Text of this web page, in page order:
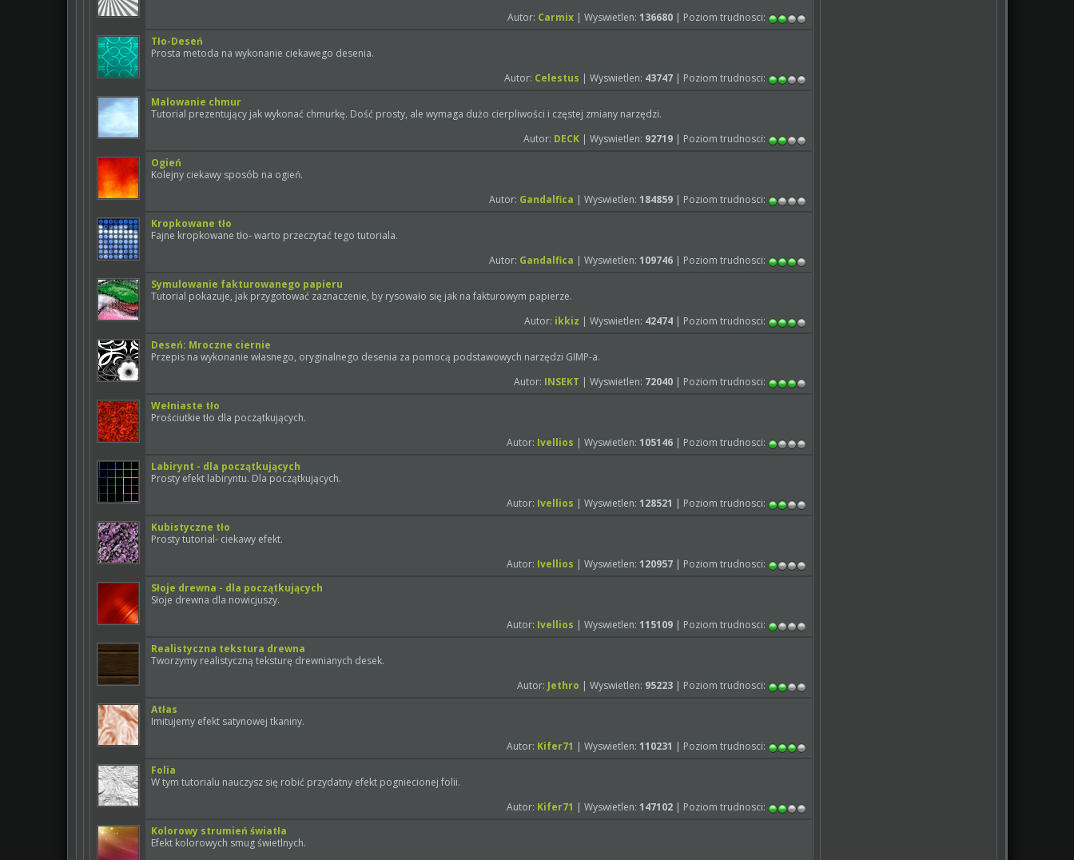
Autor: Carmix| Wyswietlen: 136680| Poziom trudnosci:
Tło-Deseń
Prosta metoda na wykonanie ciekawego desenia.
Autor: Celestus | Wyswietlen: 43747| Poziom trudnosci:
Malowanie chmur
Tutorial prezentujący jak wykonać chmurkę. Dość prosty, ale wymaga dużo cierpliwości i częstej zmiany narzędzi.
Autor: DECK| Wyswietlen: 92719| Poziom trudnosci:
Ogień
Kolejny ciekawy sposób na ogień.
Autor: Gandalfica | Wyswietlen: 184859| Poziom trudnosci:
Kropkowane tło
Fajne kropkowane tło- warto przeczytać tego tutoriala.
Autor: Gandalfica | Wyswietlen: 109746| Poziom trudnosci:
Symulowanie fakturowanego papieru
Tutorial pokazuje, jak przygotować zaznaczenie, by rysowało się jak na fakturowym papierze.
Autor: ikkiz | Wyswietlen: 42474| Poziom trudnosci:
Deseń: Mroczne ciernie
Przepis na wykonanie własnego, oryginalnego desenia za pomocą podstawowych narzędzi GIMP-a.
Autor: INSEKT | Wyswietlen: 72040| Poziom trudnosci:
Wełniaste tło
Prościutkie tło dla początkujących.
Autor: Ivellios | Wyswietlen: 105146| Poziom trudnosci:
Labirynt - dla początkujących
Prosty efekt labiryntu. Dla początkujących.
Autor: Ivellios | Wyswietlen: 128521 | Poziom trudnosci:
Kubistyczne tło
Prosty tutorial- ciekawy efekt.
Autor: Ivellios | Wyswietlen: 120957| Poziom trudnosci:
Słoje drewna - dla początkujących
Słoje drewna dla nowicjuszy.
Autor: Ivellios | Wyswietlen: 115109| Poziom trudnosci:
Realistyczna tekstura drewna
Tworzymy realistyczną teksturę drewnianych desek.
Autor: Jethro | Wyswietlen: 95223| Poziom trudnosci:
Atłas
Imitujemy efekt satynowej tkaniny.
Autor: Kifer71 | Wyswietlen: 110231 | Poziom trudnosci:
Folia
W tym tutorialu nauczysz się robić przydatny efekt pogniecionej folii.
Autor: Kifer71 | Wyswietlen: 147102| Poziom trudnosci:
Kolorowy strumień światła
Efekt kolorowych smug świetlnych.